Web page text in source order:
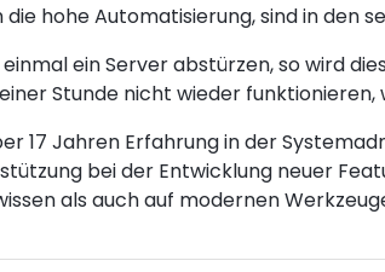
die hohe Automatisierung, sind in den
ein Server abstürzen, so wird
Stunde nicht wieder funktionieren,
17 Jahren Erfahrung in der
bei der Entwicklung neuer
als auch auf modernen